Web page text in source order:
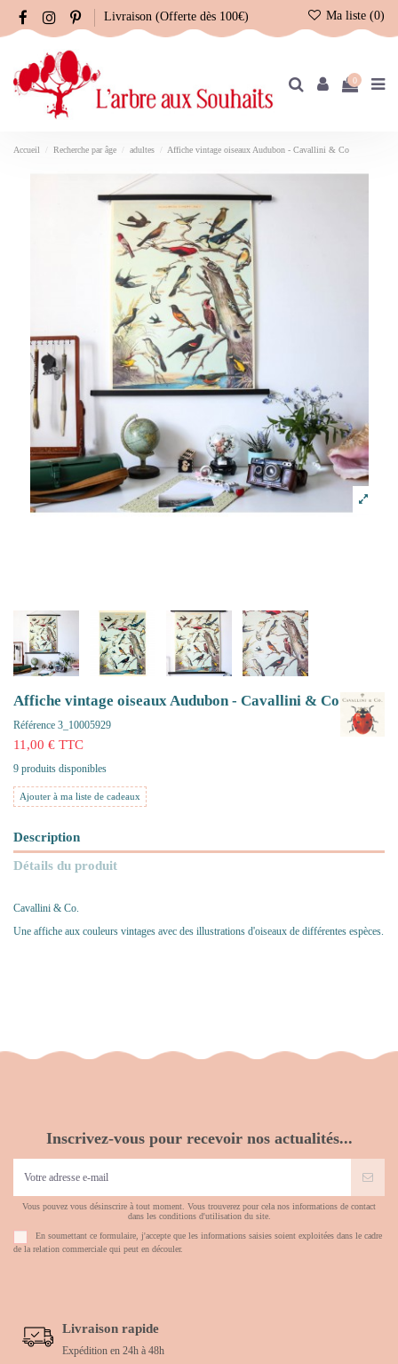
Livraison (Offerte dès 100€) Ma liste (0)
0
Accueil Recherche par âge adultes Affiche vintage oiseaux Audubon - Cavallini & Co
Affiche vintage oiseaux Audubon - Cavallini & Co
Référence 3_10005929
11,00 € TTC
9 produits disponibles
Ajouter à ma liste de cadeaux
Description
Détails du produit
Cavallini & Co.
Une affiche aux couleurs vintages avec des illustrations d'oiseaux de différentes espèces.
Inscrivez-vous pour recevoir nos actualités...
Vous pouvez vous désinscrire à tout moment. Vous trouverez pour cela nos informations de contact
dans les conditions d'utilisation du site.
En soumettant ce formulaire, j'accepte que les informations saisies soient exploitées dans le cadre
de la relation commerciale qui peut en découler.
Livraison rapide
Expédition en 24h à 48h